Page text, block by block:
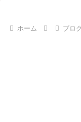
ホーム ブロ